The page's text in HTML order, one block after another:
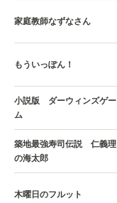
家庭教師なずなさん
もういっぽん！
小説版 ダーウィンズゲー
ム
築地最強寿司伝説 仁義理
の海太郎
木曜日のフルット